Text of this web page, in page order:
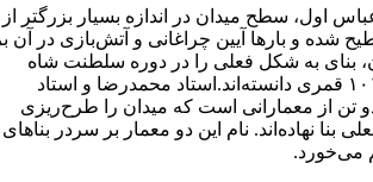
اول، سطح میدان در اندازه بسیار بزرگتر از
شده و بارها آیین چراغانی و آتش‌بازی در آن
بنای به شکل فعلی را در دوره سلطنت شاه
عباس اول و به سال ۱۰۱۱ قمری دانسته‌اند.استاد محمدرضا و استاد
تن از معمارانی است که میدان را طرح‌ریزی
بنا نهاده‌اند. نام این دو معمار بر سردر بناهای
می‌خورد.